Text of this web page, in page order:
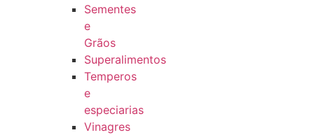
Sementes
e
Grãos
Superalimentos
Temperos
e
especiarias
Vinagres